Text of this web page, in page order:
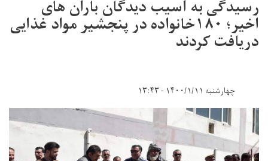
رسیدگی به آسیب دیدگان باران های
اخیر؛ ۱۸۰خانواده در پنجشیر مواد غذایی
دریافت کردند
چهارشنبه ۱۴۰۰/۱/۱۱ - ۱۳:۴۳